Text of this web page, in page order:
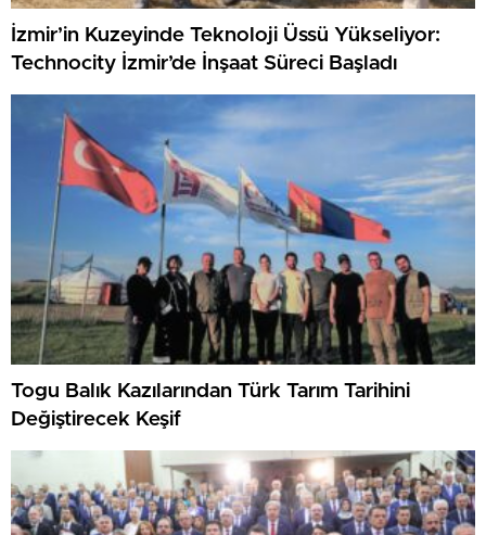
İzmir’in Kuzeyinde Teknoloji Üssü Yükseliyor:
Technocity İzmir’de İnşaat Süreci Başladı
Togu Balık Kazılarından Türk Tarım Tarihini
Değiştirecek Keşif